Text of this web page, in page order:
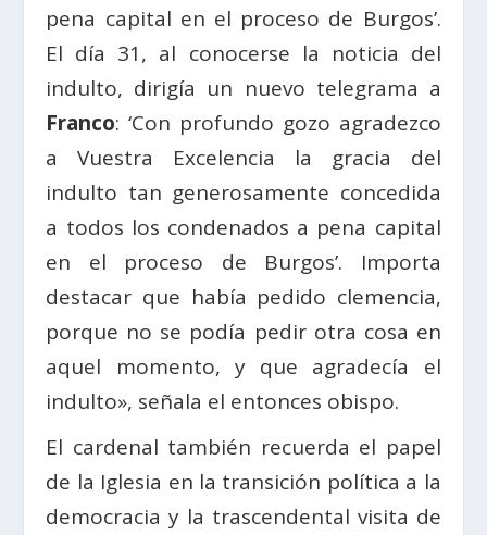
pena capital en el proceso de Burgos’.
El día 31, al conocerse la noticia del
indulto, dirigía un nuevo telegrama a
Franco: ‘Con profundo gozo agradezco
a Vuestra Excelencia la gracia del
indulto tan generosamente concedida
a todos los condenados a pena capital
en el proceso de Burgos’. Importa
destacar que había pedido clemencia,
porque no se podía pedir otra cosa en
aquel momento, y que agradecía el
indulto», señala el entonces obispo.
El cardenal también recuerda el papel
de la Iglesia en la transición política a la
democracia y la trascendental visita de